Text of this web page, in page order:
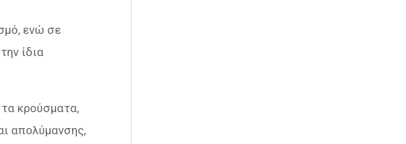
ενώ σε
ίδια
κρούσματα,
απολύμανσης,